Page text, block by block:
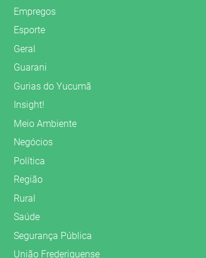
Empregos
Esporte
Geral
Guarani
Gurias do Yucumã
Insight!
Meio Ambiente
Negócios
Política
Região
Rural
Saúde
Segurança Pública
União Frederiquense